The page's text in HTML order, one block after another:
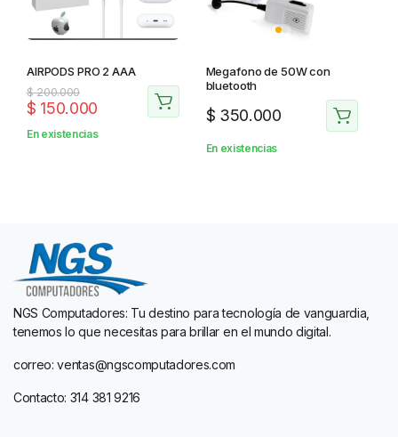
AIRPODS PRO 2 AAA
$200.000
$ 150.000
En existencias
Megafono de 50W con
bluetooth
$ 350.000
En existencias
NGS Computadores: Tu destino para tecnología de vanguardia,
tenemos lo que necesitas para brillar en el mundo digital.
correo: ventas@ngscomputadores.com
Contacto: 314 381 9216